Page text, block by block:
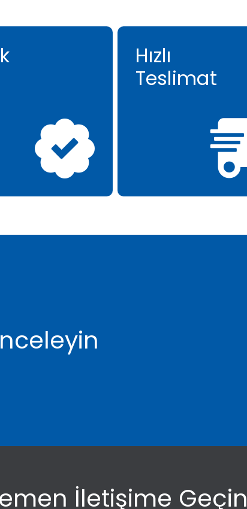
Hızlı
Teslimat
İletişime Geçin